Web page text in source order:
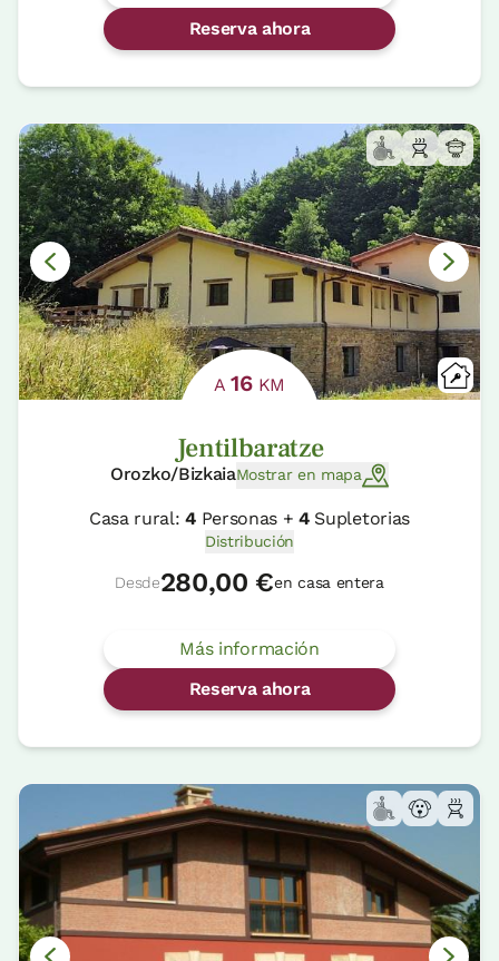
Reserva ahora
A16KM
Jentilbaratze
Orozko/BizkaiaMostrar en mapa
Casa rural:4Personas +4Supletorias
Distribución
Desde280,00 €en casa entera
Más información
Reserva ahora